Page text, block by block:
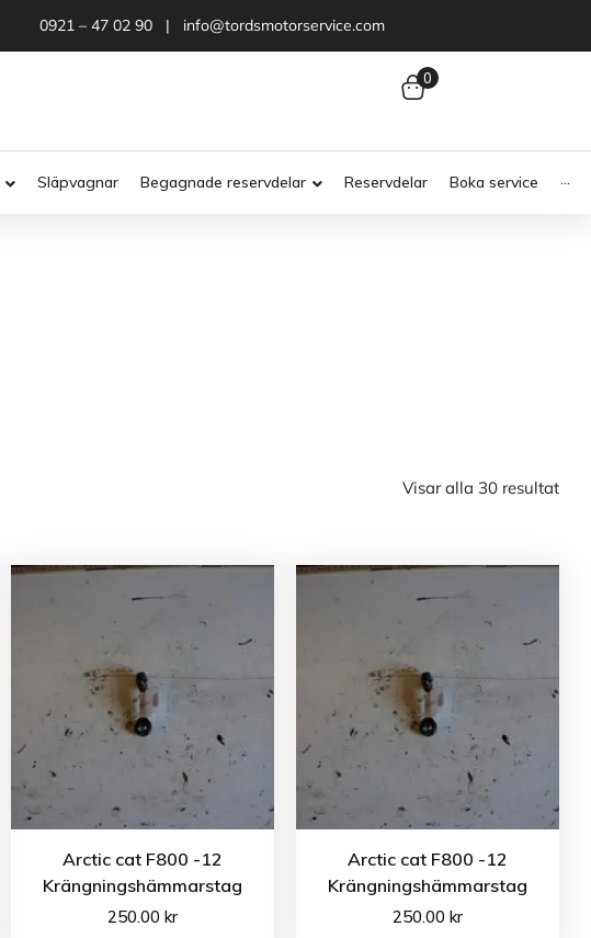
0921 – 47 02 90 | info@tordsmotorservice.com
0
Släpvagnar Begagnade reservdelar Reservdelar Boka service ···
Visar alla 30 resultat
Arctic cat F800 -12
Krängningshämmarstag
250.00 kr
Arctic cat F800 -12
Krängningshämmarstag
250.00 kr